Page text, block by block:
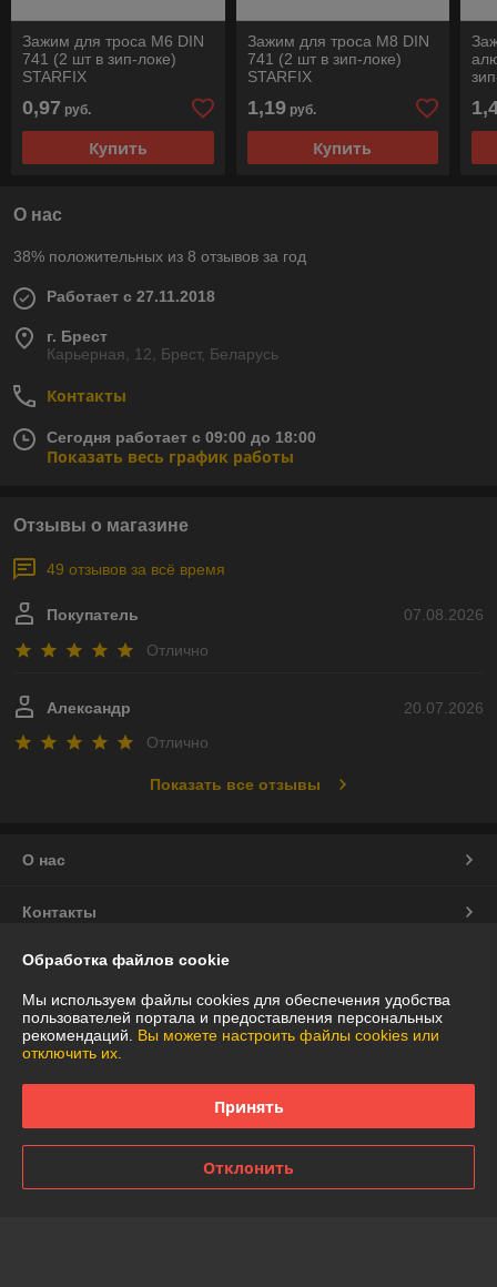
Зажим для троса М6 DIN
741 (2 шт в зип-локе)
STARFIX
0,97 руб.
Купить
Зажим для троса М8 DIN
741 (2 шт в зип-локе)
STARFIX
1,19руб.
Купить
О нас
38% положительных из 8 отзывов за год
Работает с 27.11.2018
г. Брест
Карьерная, 12, Брест, Беларусь
Контакты
Сегодня работает с 09:00 до 18:00
Показать весь график работы
Отзывы о магазине
49 отзывов за всё время
07.08.2026
Покупатель
Отлично
20.07.2026
Александр
Отлично
Показать все отзывы
О нас
Контакты
Доставка и оплата
График работы
Политика обработки cookies
Сайт создан на платформе Deal.by
Обработка файлов cookie
Мы используем файлы cookies для обеспечения удобства
пользователей портала и предоставления персональных
рекомендаций. Вы можете настроить файлы cookies или
отключить их.
Принять
Отклонить